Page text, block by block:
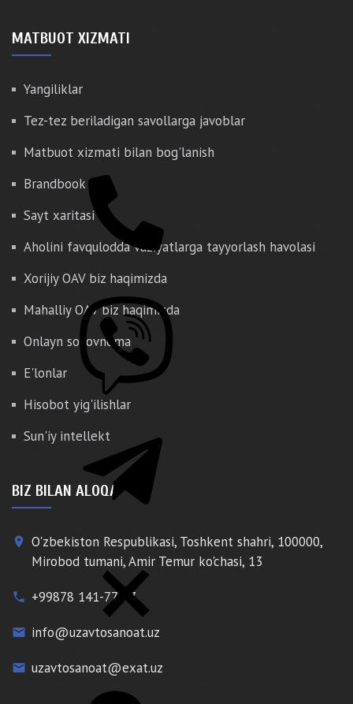
MATBUOT XIZMATI
Yangiliklar
Tez-tez beriladigan savollarga javoblar
Matbuot xizmati bilan bog'lanish
Brandbook
Sayt xaritasi
Aholini favqulodda vaziyatlarga tayyorlash havolasi
Xorijiy OAV biz haqimizda
Mahalliy OAV biz haqimizda
Onlayn so'rovnoma
E'lonlar
Hisobot yig'ilishlar
Sun'iy intellekt
BIZ BILAN ALOQA
place O'zbekiston Respublikasi, Toshkent shahri, 100000,
Mirobod tumani, Amir Temur ko'chasi, 13
phone +99878 141-77-77
email info@uzavtosanoat.uz
email uzavtosanoat@exat.uz